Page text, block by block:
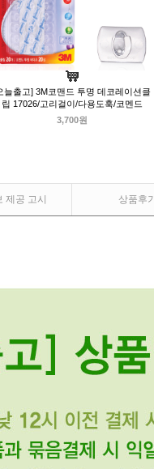
늘출고] 3M코맨드 투명 데코레이션클
립 17026/고리걸이/다용도훅/코멘드
3,700원
제공 고시 상품후기